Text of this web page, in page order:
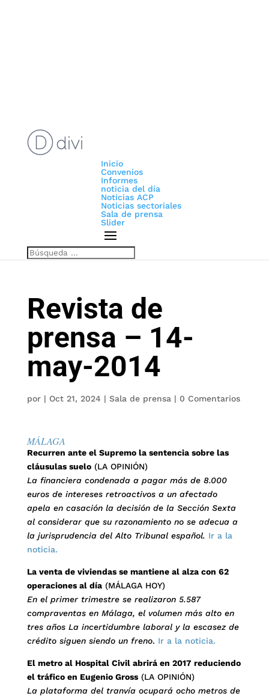
Inicio
Convenios
Informes
noticia del día
Noticias ACP
Noticias sectoriales
Sala de prensa
Slider
Revista de
prensa – 14-
may-2014
por | Oct 21, 2024 | Sala de prensa | 0 Comentarios
MÁLAGA
Recurren ante el Supremo la sentencia sobre las
cláusulas suelo(LA OPINIÓN)
La financiera condenada a pagar más de 8.000
euros de intereses retroactivos a un afectado
apela en casación la decisión de la Sección Sexta
al considerar que su razonamiento no se adecua a
la jurisprudencia del Alto Tribunal español. Ir a la
noticia.
La venta de viviendas se mantiene al alza con 62
operaciones al día(MÁLAGA HOY)
En el primer trimestre se realizaron 5.587
compraventas en Málaga, el volumen más alto en
tres años La incertidumbre laboral y la escasez de
crédito siguen siendo un freno. Ir a la noticia.
El metro al Hospital Civil abrirá en 2017 reduciendo
el tráfico en Eugenio Gross(LA OPINIÓN)
La plataforma del tranvía ocupará ocho metros de